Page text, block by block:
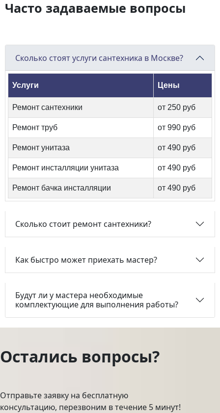
Часто задаваемые вопросы
Сколько стоят услуги сантехника в Москве?
Услуги Цены
Ремонт сантехники от 250 руб
Ремонт труб от 990 руб
Ремонт унитаза от 490 руб
Ремонт инсталляции унитаза от 490 руб
Ремонт бачка инсталляции от 490 руб
Сколько стоит ремонт сантехники?
Как быстро может приехать мастер?
Будут ли у мастера необходимые
комплектующие для выполнения работы?
Остались вопросы?
Отправьте заявку на бесплатную
консультацию, перезвоним в течение 5 минут!